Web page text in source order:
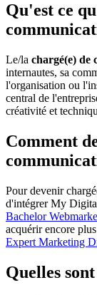
Qu'est ce
Le/la chargé(e) de
internautes, sa
l'organisation ou
central de
créativité et
Comment
Pour devenir
d'intégrer My
Bachelor
acquérir encore
Expert Marketing
Quelles